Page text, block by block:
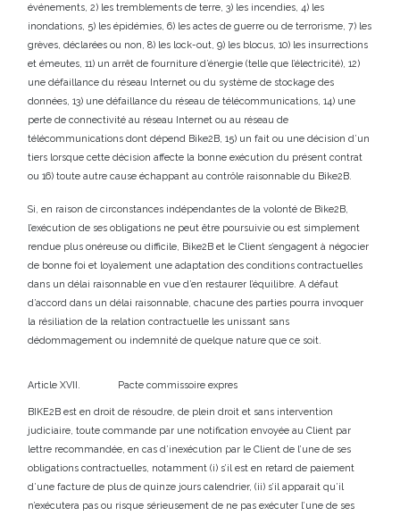
événements, 2) les tremblements de terre, 3) les incendies, 4) les
inondations, 5) les épidémies, 6) les actes de guerre ou de terrorisme, 7) les
grèves, déclarées ou non, 8) les lock-out, 9) les blocus, 10) les insurrections
et émeutes, 11) un arrêt de fourniture d’énergie (telle que l’électricité), 12)
une défaillance du réseau Internet ou du système de stockage des
données, 13) une défaillance du réseau de télécommunications, 14) une
perte de connectivité au réseau Internet ou au réseau de
télécommunications dont dépend Bike2B, 15) un fait ou une décision d’un
tiers lorsque cette décision affecte la bonne exécution du présent contrat
ou 16) toute autre cause échappant au contrôle raisonnable du Bike2B.
Si, en raison de circonstances indépendantes de la volonté de Bike2B,
l’exécution de ses obligations ne peut être poursuivie ou est simplement
rendue plus onéreuse ou difficile, Bike2B et le Client s’engagent à négocier
de bonne foi et loyalement une adaptation des conditions contractuelles
dans un délai raisonnable en vue d’en restaurer l’équilibre. A défaut
d’accord dans un délai raisonnable, chacune des parties pourra invoquer
la résiliation de la relation contractuelle les unissant sans
dédommagement ou indemnité de quelque nature que ce soit.
Article XVII. Pacte commissoire expres
BIKE2B est en droit de résoudre, de plein droit et sans intervention
judiciaire, toute commande par une notification envoyée au Client par
lettre recommandée, en cas d’inexécution par le Client de l’une de ses
obligations contractuelles, notamment (i) s’il est en retard de paiement
d’une facture de plus de quinze jours calendrier, (ii) s’il apparait qu’il
n’exécutera pas ou risque sérieusement de ne pas exécuter l’une de ses